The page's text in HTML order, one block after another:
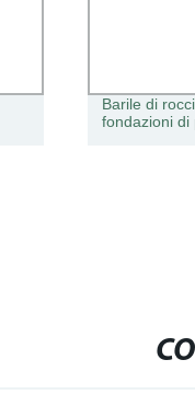
Barile di
fondazioni di